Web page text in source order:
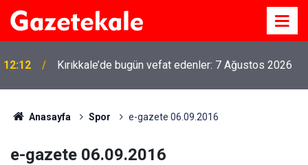
12:12 Kırıkkale’de bugün vefat edenler: 7 Ağustos 2026
Anasayfa Spor e-gazete 06.09.2016
e-gazete 06.09.2016